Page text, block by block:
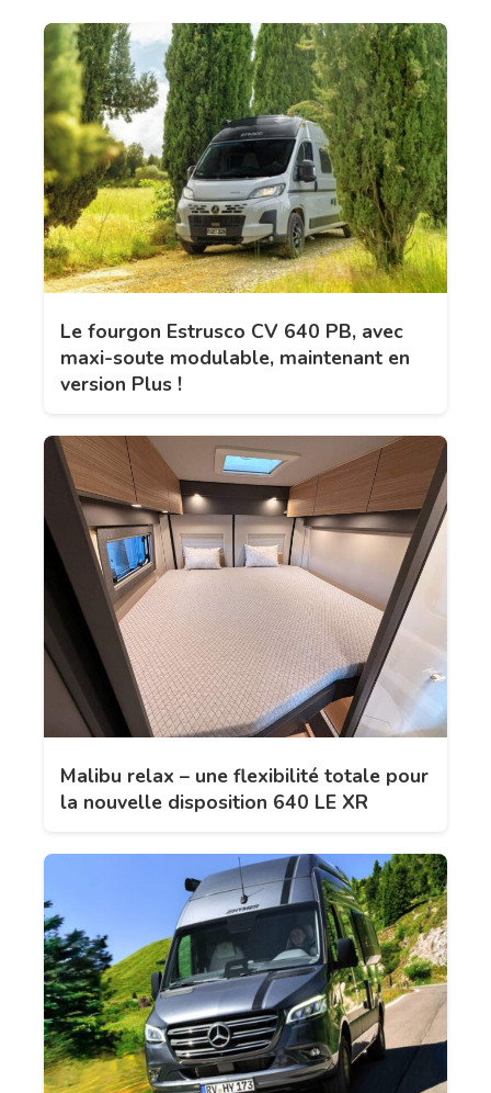
Le fourgon Estrusco CV 640 PB, avec
maxi-soute modulable, maintenant en
version Plus !
Malibu relax – une flexibilité totale pour
la nouvelle disposition 640 LE XR